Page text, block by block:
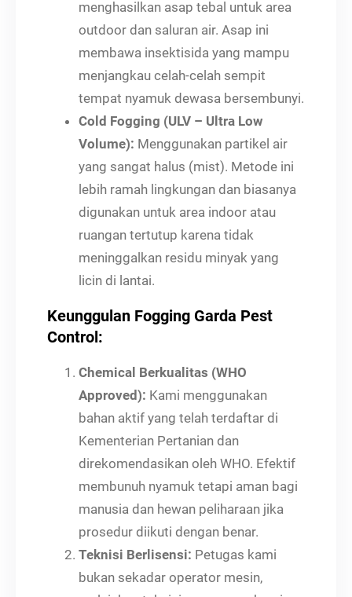
menghasilkan asap tebal untuk area
outdoor dan saluran air. Asap ini
membawa insektisida yang mampu
menjangkau celah-celah sempit
tempat nyamuk dewasa bersembunyi.
Cold Fogging (ULV – Ultra Low
Volume): Menggunakan partikel air
yang sangat halus (mist). Metode ini
lebih ramah lingkungan dan biasanya
digunakan untuk area indoor atau
ruangan tertutup karena tidak
meninggalkan residu minyak yang
licin di lantai.
Keunggulan Fogging Garda Pest
Control:
Chemical Berkualitas (WHO
Approved): Kami menggunakan
bahan aktif yang telah terdaftar di
Kementerian Pertanian dan
direkomendasikan oleh WHO. Efektif
membunuh nyamuk tetapi aman bagi
manusia dan hewan peliharaan jika
prosedur diikuti dengan benar.
Teknisi Berlisensi: Petugas kami
bukan sekadar operator mesin,